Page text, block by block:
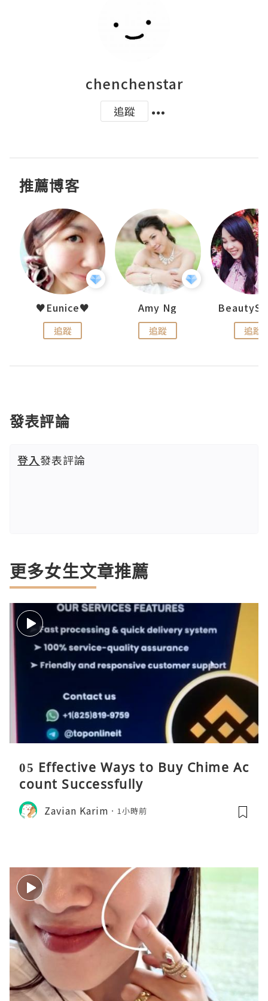
chenchenstar
追蹤
推薦博客
♥Eunice♥
追蹤
Amy Ng
追蹤 追蹤
發表評論
登入發表評論
更多女生文章推薦
05 Effective Ways to Buy Chime Ac
count Successfully
Zavian Karim 1小時前